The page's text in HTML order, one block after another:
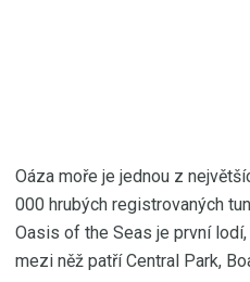
Oáza moře je jednou z
000 hrubých registrovaných
Oasis of the Seas je první
mezi něž patří Central Park,